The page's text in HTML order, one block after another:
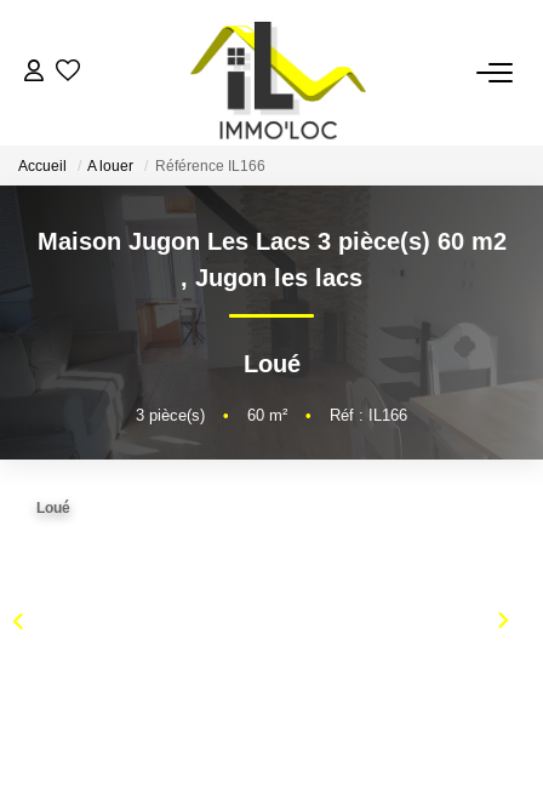
ACCUEIL
FAIRE GÉRER
AVIS CLIENTS
Accueil A louer Référence IL166
Maison Jugon Les Lacs 3 pièce(s) 60 m2
, Jugon les lacs
Loué
3 pièce(s) • 60 m² • Réf : IL166
Loué